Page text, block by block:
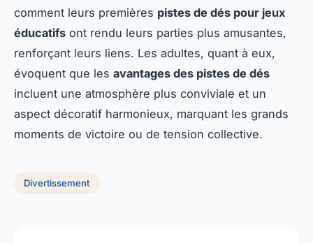
comment leurs premières pistes de dés pour jeux
éducatifs ont rendu leurs parties plus amusantes,
renforçant leurs liens. Les adultes, quant à eux,
évoquent que les avantages des pistes de dés
incluent une atmosphère plus conviviale et un
aspect décoratif harmonieux, marquant les grands
moments de victoire ou de tension collective.
Divertissement